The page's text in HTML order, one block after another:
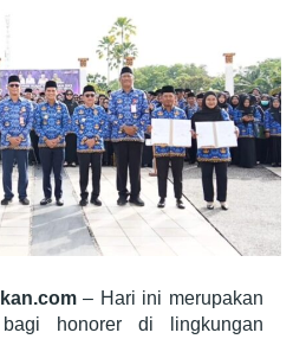
– Hari ini merupakan
honorer di lingkungan